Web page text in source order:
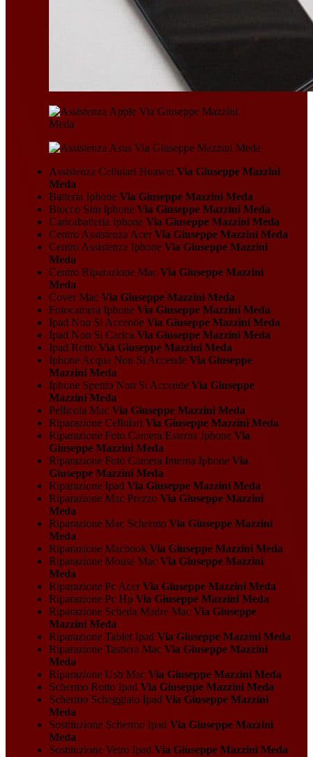
Assistenza Cellulari Huawei Via Giuseppe Mazzini
Meda
Batteria IphoneVia Giuseppe Mazzini Meda
Blocco Sim IphoneVia Giuseppe Mazzini Meda
Caricabatteria IphoneVia Giuseppe Mazzini Meda
Centro Assistenza AcerVia Giuseppe Mazzini Meda
Centro Assistenza IphoneVia Giuseppe Mazzini
Meda
Centro Riparazione MacVia Giuseppe Mazzini
Meda
Cover MacVia Giuseppe Mazzini Meda
Fotocamera IphoneVia Giuseppe Mazzini Meda
Ipad Non Si AccendeVia Giuseppe Mazzini Meda
Ipad Non Si Carica Via Giuseppe Mazzini Meda
Ipad RottoVia Giuseppe Mazzini Meda
Iphone Acqua Non Si AccendeVia Giuseppe
Mazzini Meda
Iphone Spento Non Si AccendeVia Giuseppe
Mazzini Meda
Pellicola MacVia Giuseppe Mazzini Meda
Riparazione Cellulari Via Giuseppe Mazzini Meda
Riparazione Foto Camera Esterna IphoneVia
Giuseppe Mazzini Meda
Riparazione Foto Camera Interna IphoneVia
Giuseppe Mazzini Meda
Riparazione Ipad Via Giuseppe Mazzini Meda
Riparazione Mac PrezzoVia Giuseppe Mazzini
Meda
Riparazione Mac SchermoVia Giuseppe Mazzini
Meda
Riparazione Macbook Via Giuseppe Mazzini Meda
Riparazione Mouse MacVia Giuseppe Mazzini
Meda
Riparazione Pc AcerVia Giuseppe Mazzini Meda
Riparazione Pc HpVia Giuseppe Mazzini Meda
Riparazione Scheda Madre MacVia Giuseppe
Mazzini Meda
Riparazione Tablet Ipad Via Giuseppe Mazzini Meda
Riparazione Tastiera MacVia Giuseppe Mazzini
Meda
Riparazione Usb MacVia Giuseppe Mazzini Meda
Schermo Rotto Ipad Via Giuseppe Mazzini Meda
Schermo Scheggiato Ipad Via Giuseppe Mazzini
Meda
Sostituzione Schermo Ipad Via Giuseppe Mazzini
Meda
Sostituzione Vetro Ipad Via Giuseppe Mazzini Meda